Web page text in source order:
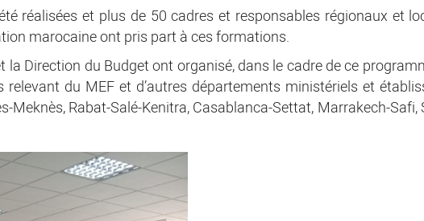
réalisées et plus de 50 cadres et responsables régionaux et
marocaine ont pris part à ces formations.
Direction du Budget ont organisé, dans le cadre de ce
du MEF et d’autres départements ministériels et
Meknès, Rabat-Salé-Kenitra, Casablanca-Settat, Marrakech-